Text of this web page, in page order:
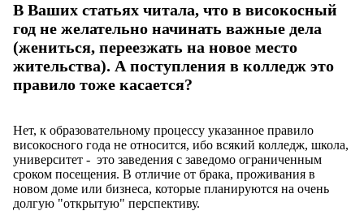
В Ваших статьях читала, что в високосный
год не желательно начинать важные дела
(жениться, переезжать на новое место
жительства). А поступления в колледж это
правило тоже касается?
Нет, к образовательному процессу указанное правило
високосного года не относится, ибо всякий колледж, школа,
университет - это заведения с заведомо ограниченным
сроком посещения. В отличие от брака, проживания в
новом доме или бизнеса, которые планируются на очень
долгую "открытую" перспективу.